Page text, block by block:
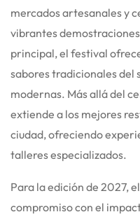
mercados artesanales y
vibrantes
principal, el festival
sabores tradicionales del
modernas. Más allá del
extiende a los mejores
ciudad, ofreciendo
talleres especializados.
Para la edición de 2027,
compromiso con el